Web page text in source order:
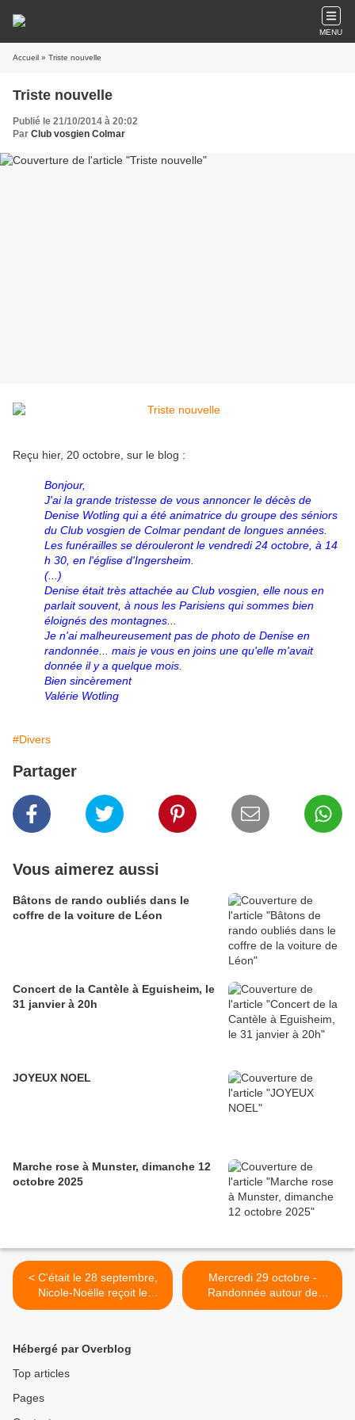
MENU
Accueil » Triste nouvelle
Triste nouvelle
Publié le 21/10/2014 à 20:02
Par Club vosgien Colmar
Reçu hier, 20 octobre, sur le blog :
Bonjour,
J'ai la grande tristesse de vous annoncer le décès de
Denise Wotling qui a été animatrice du groupe des séniors
du Club vosgien de Colmar pendant de longues années.
Les funérailles se dérouleront le vendredi 24 octobre, à 14
h 30, en l'église d'Ingersheim.
(...)
Denise était très attachée au Club vosgien, elle nous en
parlait souvent, à nous les Parisiens qui sommes bien
éloignés des montagnes...
Je n'ai malheureusement pas de photo de Denise en
randonnée... mais je vous en joins une qu'elle m'avait
donnée il y a quelque mois.
Bien sincèrement
Valérie Wotling
#Divers
Partager
Vous aimerez aussi
Bâtons de rando oubliés dans le
coffre de la voiture de Léon
Concert de la Cantèle à Eguisheim, le
31 janvier à 20h
JOYEUX NOEL
Marche rose à Munster, dimanche 12
octobre 2025
< C'était le 28 septembre,
Nicole-Noëlle reçoit le
brevet de guide du Club
Mercredi 29 octobre -
Randonnée autour de
Klingenthal >
Hébergé par Overblog
Top articles
Pages